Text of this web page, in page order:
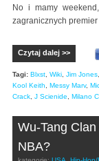
No i mamy
zagranicznych
Czytaj dalej >>
Tagi: Blxst, Wiki, Jim Jones,
Kool Keith, Messy Marv,
Crack, J Scienide, Milano
Wu-Tang Clan
NBA?